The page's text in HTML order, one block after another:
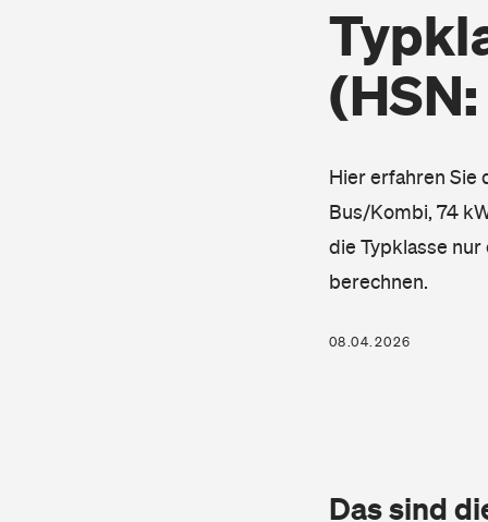
Hier erfahren Sie
Bus/Kombi, 74
die Typklasse
berechnen.
08.04.2026
Das sind